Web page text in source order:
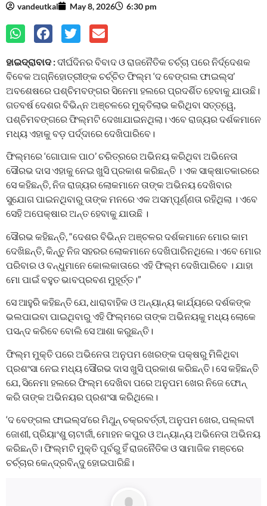
vandeutkal May 8, 2026 6:30 pm
ହାଇଦ୍ରାବାଦ :ଦୀର୍ଘଦିନର ବିବାଦ ଓ ରାଜନୈତିକ ଚର୍ଚ୍ଚା ପରେ ନିର୍ଦ୍ଦେଶକ
ବିବେକ ଅଗ୍ନିହୋତ୍ରୀଙ୍କ ଚର୍ଚ୍ଚିତ ଫିଲ୍ମ ‘ଦ ବେଙ୍ଗଲ ଫାଇଲ୍ସ’
ଅବଶେଷରେ ପଶ୍ଚିମବଙ୍ଗର ସିନେମା ହଲରେ ପ୍ରଦର୍ଶିତ ହେବାକୁ ଯାଉଛି।
ଗତବର୍ଷ ଦେଶର ବିଭିନ୍ନ ଅଞ୍ଚଳରେ ମୁକ୍ତିଲାଭ କରିଥିବା ସତ୍ତ୍ୱେ,
ପଶ୍ଚିମବଙ୍ଗରେ ଫିଲ୍ମଟି ଦେଖାଯାଇନଥିଲା। ଏବେ ରାଜ୍ୟର ଦର୍ଶକମାନେ
ମଧ୍ୟ ଏହାକୁ ବଡ଼ ପର୍ଦ୍ଦାରେ ଦେଖିପାରିବେ।
ଫିଲ୍ମରେ ‘ଗୋପାଳ ପାଠ’ ଚରିତ୍ରରେ ଅଭିନୟ କରିଥିବା ଅଭିନେତା
ସୌରଭ ଦାସ ଏହାକୁ ନେଇ ଖୁସି ପ୍ରକାଶ କରିଛନ୍ତି । ଏକ ସାକ୍ଷାତକାରରେ
ସେ କହିଛନ୍ତି, ନିଜ ରାଜ୍ୟର ଲୋକମାନେ ତାଙ୍କ ଅଭିନୟ ଦେଖିବାର
ସୁଯୋଗ ପାଇନଥିବାରୁ ତାଙ୍କ ମନରେ ଏକ ଅସମ୍ପୂର୍ଣ୍ଣତା ରହିଥିଲା । ଏବେ
ସେହି ଅପେକ୍ଷାର ଅନ୍ତ ହେବାକୁ ଯାଉଛି ।
ସୌରଭ କହିଛନ୍ତି, “ଦେଶର ବିଭିନ୍ନ ଅଞ୍ଚଳର ଦର୍ଶକମାନେ ମୋର କାମ
ଦେଖିଛନ୍ତି, କିନ୍ତୁ ନିଜ ସହରର ଲୋକମାନେ ଦେଖିପାରିନଥିଲେ। ଏବେ ମୋର
ପରିବାର ଓ ବନ୍ଧୁମାନେ କୋଲକାତାରେ ଏହି ଫିଲ୍ମ ଦେଖିପାରିବେ । ଯାହା
ମୋ ପାଇଁ ବହୁତ ଭାବପ୍ରବଣ ମୁହୂର୍ତ୍ତ।”
ସେ ଆହୁରି କହିଛନ୍ତି ଯେ, ଧାରାବାହିକ ଓ ଅନ୍ୟାନ୍ୟ କାର୍ଯ୍ୟରେ ଦର୍ଶକଙ୍କ
ଭଲପାଇବା ପାଇଥିବାରୁ ଏହି ଫିଲ୍ମରେ ତାଙ୍କ ଅଭିନୟକୁ ମଧ୍ୟ ଲୋକେ
ପସନ୍ଦ କରିବେ ବୋଲି ସେ ଆଶା କରୁଛନ୍ତି।
ଫିଲ୍ମ ମୁକ୍ତି ପରେ ଅଭିନେତା ଅନୁପମ ଖେରଙ୍କ ପକ୍ଷରୁ ମିଳିଥିବା
ପ୍ରଶଂସା ନେଇ ମଧ୍ୟ ସୌରଭ ଦାସ ଖୁସି ପ୍ରକାଶ କରିଛନ୍ତି। ସେ କହିଛନ୍ତି
ଯେ, ସିନେମା ହଲରେ ଫିଲ୍ମ ଦେଖିବା ପରେ ଅନୁପମ ଖେର ନିଜେ ଫୋନ୍
କରି ତାଙ୍କ ଅଭିନୟର ପ୍ରଶଂସା କରିଥିଲେ।
‘ଦ ବେଙ୍ଗଲ ଫାଇଲ୍ସ’ରେ ମିଥୁନ୍ ଚକ୍ରବର୍ତ୍ତୀ, ଅନୁପମ ଖେର, ପଲ୍ଲବୀ
ଜୋଶୀ, ପ୍ରିୟାଂଶୁ ଚାଟାର୍ଜୀ, ମୋହନ କପୁର ଓ ଅନ୍ୟାନ୍ୟ ଅଭିନେତା ଅଭିନୟ
କରିଛନ୍ତି। ଫିଲ୍ମଟି ମୁକ୍ତି ପୂର୍ବରୁ ହିଁ ରାଜନୈତିକ ଓ ସାମାଜିକ ମଞ୍ଚରେ
ଚର୍ଚ୍ଚାର କେନ୍ଦ୍ରବିନ୍ଦୁ ହୋଇପାରିଛି।